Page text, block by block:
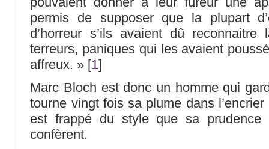
permis de supposer que la plupart
d’horreur s’ils avaient dû
terreurs, paniques qui les avaient
affreux. » [1]
Marc Bloch est donc un homme qui
tourne vingt fois sa plume dans
est frappé du style que sa
confèrent.